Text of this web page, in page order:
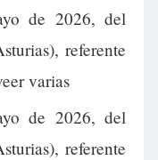
de 2026, del
referente
varias
de 2026, del
referente